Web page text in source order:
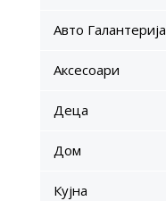
Авто Галантерија
Аксесоари
Деца
Дом
Кујна